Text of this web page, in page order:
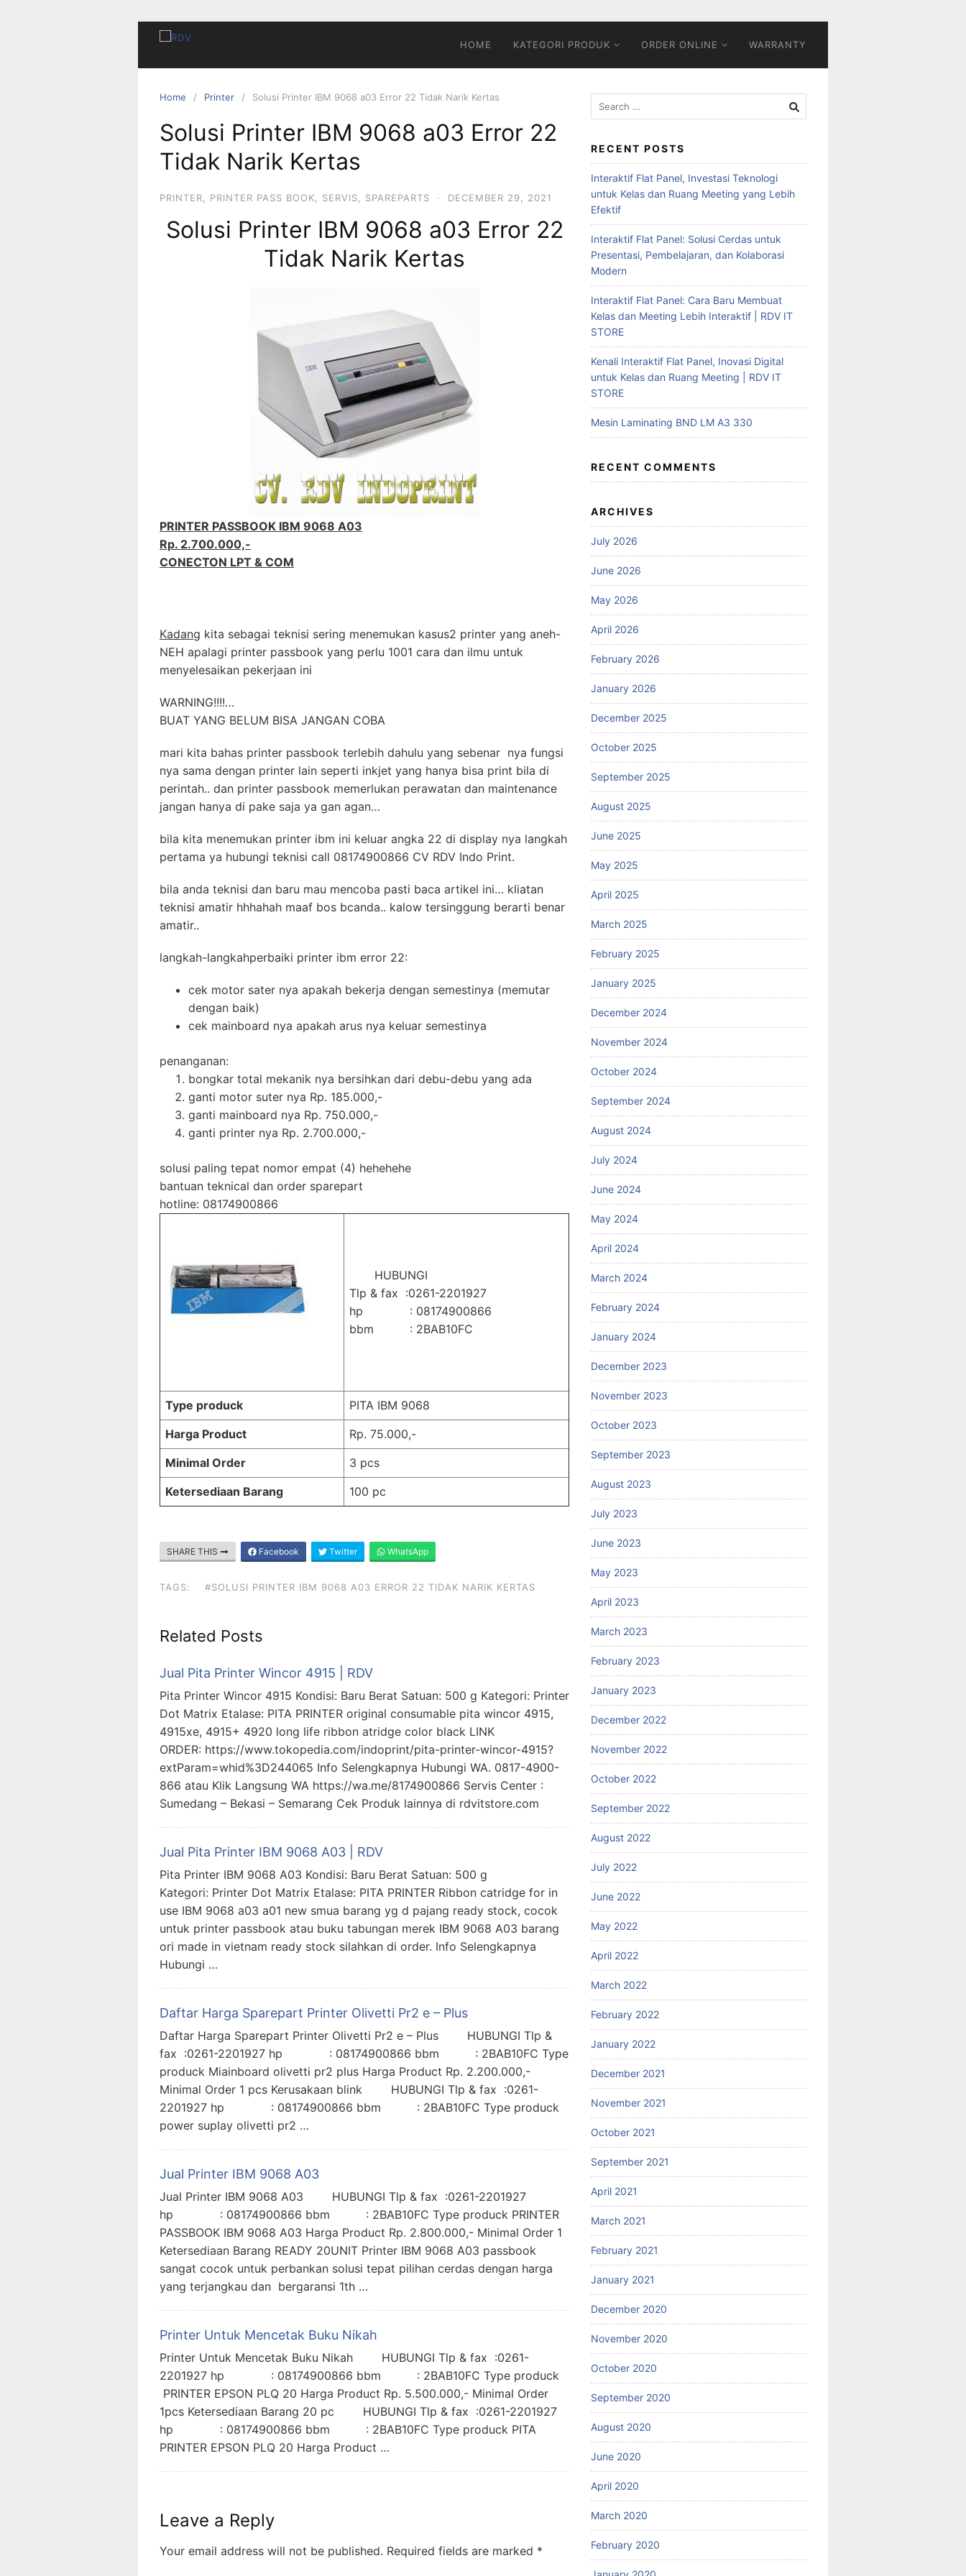
HOME KATEGORI PRODUK ORDER ONLINE WARRANTY
Home Printer Solusi Printer IBM 9068 a03 Error 22 Tidak Narik Kertas
Solusi Printer IBM 9068 a03 Error 22
Tidak Narik Kertas
PRINTER PRINTER PASS BOOK SERVIS SPAREPARTS · DECEMBER 29, 2021
Solusi Printer IBM 9068 a03 Error 22
Tidak Narik Kertas
PRINTER PASSBOOK IBM 9068 A03
Rp. 2.700.000,-
CONECTON LPT & COM
Kadang kita sebagai teknisi sering menemukan kasus2 printer yang aneh-
NEH apalagi printer passbook yang perlu 1001 cara dan ilmu untuk
menyelesaikan pekerjaan ini
WARNING!!!!…
BUAT YANG BELUM BISA JANGAN COBA
mari kita bahas printer passbook terlebih dahulu yang sebenar nya fungsi
nya sama dengan printer lain seperti inkjet yang hanya bisa print bila di
perintah.. dan printer passbook memerlukan perawatan dan maintenance
jangan hanya di pake saja ya gan agan…
bila kita menemukan printer ibm ini keluar angka 22 di display nya langkah
pertama ya hubungi teknisi call 08174900866 CV RDV Indo Print.
bila anda teknisi dan baru mau mencoba pasti baca artikel ini… kliatan
teknisi amatir hhhahah maaf bos bcanda.. kalow tersinggung berarti benar
amatir..
langkah-langkahperbaiki printer ibm error 22:
cek motor sater nya apakah bekerja dengan semestinya (memutar
dengan baik)
cek mainboard nya apakah arus nya keluar semestinya
penanganan:
bongkar total mekanik nya bersihkan dari debu-debu yang ada
ganti motor suter nya Rp. 185.000,-
ganti mainboard nya Rp. 750.000,-
ganti printer nya Rp. 2.700.000,-
solusi paling tepat nomor empat (4) hehehehe
bantuan teknical dan order sparepart
hotline: 08174900866
HUBUNGI
Tlp & fax :0261-2201927
hp : 08174900866
bbm : 2BAB10FC
Type produck
PITA IBM 9068
Harga Product
Rp. 75.000,-
Minimal Order
3 pcs
Ketersediaan Barang
100 pc
SHARE THIS Facebook Twitter WhatsApp
TAGS: #SOLUSI PRINTER IBM 9068 A03 ERROR 22 TIDAK NARIK KERTAS
Related Posts
Jual Pita Printer Wincor 4915 | RDV
Pita Printer Wincor 4915 Kondisi: Baru Berat Satuan: 500 g Kategori: Printer
Dot Matrix Etalase: PITA PRINTER original consumable pita wincor 4915,
4915xe, 4915+ 4920 long life ribbon atridge color black LINK
ORDER: https://www.tokopedia.com/indoprint/pita-printer-wincor-4915?
extParam=whid%3D244065 Info Selengkapnya Hubungi WA. 0817-4900-
866 atau Klik Langsung WA https://wa.me/8174900866 Servis Center :
Sumedang – Bekasi – Semarang Cek Produk lainnya di rdvitstore.com
Jual Pita Printer IBM 9068 A03 | RDV
Pita Printer IBM 9068 A03 Kondisi: Baru Berat Satuan: 500 g
Kategori: Printer Dot Matrix Etalase: PITA PRINTER Ribbon catridge for in
use IBM 9068 a03 a01 new smua barang yg d pajang ready stock, cocok
untuk printer passbook atau buku tabungan merek IBM 9068 A03 barang
ori made in vietnam ready stock silahkan di order. Info Selengkapnya
Hubungi …
Daftar Harga Sparepart Printer Olivetti Pr2 e – Plus
Daftar Harga Sparepart Printer Olivetti Pr2 e – Plus HUBUNGI Tlp &
fax :0261-2201927 hp : 08174900866 bbm : 2BAB10FC Type
produck Miainboard olivetti pr2 plus Harga Product Rp. 2.200.000,-
Minimal Order 1 pcs Kerusakaan blink HUBUNGI Tlp & fax :0261-
2201927 hp : 08174900866 bbm : 2BAB10FC Type produck
power suplay olivetti pr2 …
Jual Printer IBM 9068 A03
Jual Printer IBM 9068 A03 HUBUNGI Tlp & fax :0261-2201927
hp : 08174900866 bbm : 2BAB10FC Type produck PRINTER
PASSBOOK IBM 9068 A03 Harga Product Rp. 2.800.000,- Minimal Order 1
Ketersediaan Barang READY 20UNIT Printer IBM 9068 A03 passbook
sangat cocok untuk perbankan solusi tepat pilihan cerdas dengan harga
yang terjangkau dan bergaransi 1th …
Printer Untuk Mencetak Buku Nikah
Printer Untuk Mencetak Buku Nikah HUBUNGI Tlp & fax :0261-
2201927 hp : 08174900866 bbm : 2BAB10FC Type produck
PRINTER EPSON PLQ 20 Harga Product Rp. 5.500.000,- Minimal Order
1pcs Ketersediaan Barang 20 pc HUBUNGI Tlp & fax :0261-2201927
hp : 08174900866 bbm : 2BAB10FC Type produck PITA
PRINTER EPSON PLQ 20 Harga Product …
Leave a Reply
Your email address will not be published. Required fields are marked *
RECENT POSTS
Interaktif Flat Panel, Investasi Teknologi
untuk Kelas dan Ruang Meeting yang Lebih
Efektif
Interaktif Flat Panel: Solusi Cerdas untuk
Presentasi, Pembelajaran, dan Kolaborasi
Modern
Interaktif Flat Panel: Cara Baru Membuat
Kelas dan Meeting Lebih Interaktif | RDV IT
STORE
Kenali Interaktif Flat Panel, Inovasi Digital
untuk Kelas dan Ruang Meeting | RDV IT
STORE
Mesin Laminating BND LM A3 330
RECENT COMMENTS
ARCHIVES
July 2026
June 2026
May 2026
April 2026
February 2026
January 2026
December 2025
October 2025
September 2025
August 2025
June 2025
May 2025
April 2025
March 2025
February 2025
January 2025
December 2024
November 2024
October 2024
September 2024
August 2024
July 2024
June 2024
May 2024
April 2024
March 2024
February 2024
January 2024
December 2023
November 2023
October 2023
September 2023
August 2023
July 2023
June 2023
May 2023
April 2023
March 2023
February 2023
January 2023
December 2022
November 2022
October 2022
September 2022
August 2022
July 2022
June 2022
May 2022
April 2022
March 2022
February 2022
January 2022
December 2021
November 2021
October 2021
September 2021
April 2021
March 2021
February 2021
January 2021
December 2020
November 2020
October 2020
September 2020
August 2020
June 2020
April 2020
March 2020
February 2020